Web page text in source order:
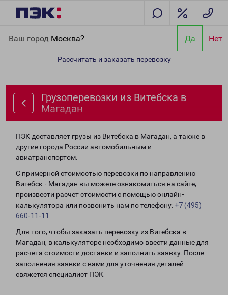
Ваш город Москва? Да Нет
Рассчитать и заказать перевозку
Грузоперевозки из Витебска в
Магадан
ПЭК доставляет грузы из Витебска в Магадан, а также в
другие города России автомобильным и
авиатранспортом.
С примерной стоимостью перевозки по направлению
Витебск - Магадан вы можете ознакомиться на сайте,
произвести расчет стоимости с помощью онлайн-
калькулятора или позвонить нам по телефону: +7 (495)
660-11-11
Для того, чтобы заказать перевозку из Витебска в
Магадан, в калькуляторе необходимо ввести данные для
расчета стоимости доставки и заполнить заявку. После
заполнения заявки с вами для уточнения деталей
свяжется специалист ПЭК.